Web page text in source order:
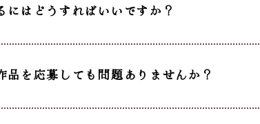
にはどうすればいいですか？
品を応募しても問題ありませんか？